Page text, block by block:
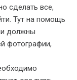
сделать все,
Тут на помощь
должны
фотографии,